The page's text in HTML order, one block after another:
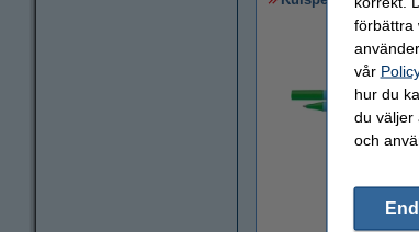
förbättra
vår
hur du
du väljer
och